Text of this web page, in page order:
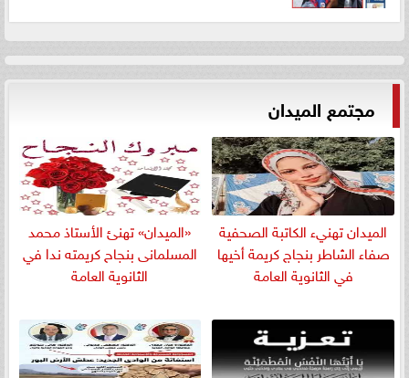
مجتمع الميدان
الميدان تهنيء الكاتبة الصحفية
صفاء الشاطر بنجاج كريمة أخيها
في الثانوية العامة
«الميدان» تهنئ الأستاذ محمد
المسلمانى بنجاح كريمته ندا في
الثانوية العامة